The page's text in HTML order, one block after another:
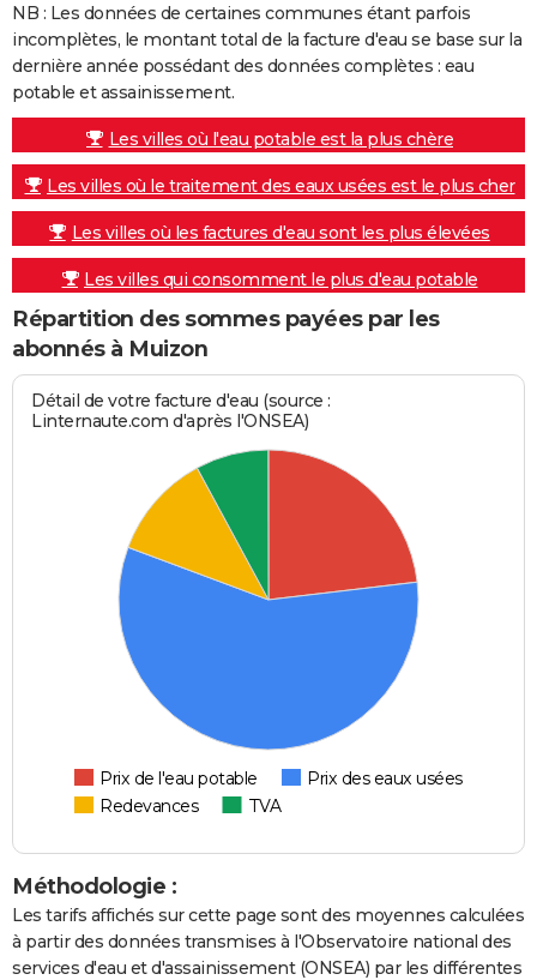
NB : Les données de certaines communes étant parfois
incomplètes, le montant total de la facture d'eau se base sur la
dernière année possédant des données complètes : eau
potable et assainissement.
Les villes où l'eau potable est la plus chère
Les villes où le traitement des eaux usées est le plus cher
Les villes où les factures d'eau sont les plus élevées
Les villes qui consomment le plus d'eau potable
Répartition des sommes payées par les
abonnés à Muizon
Détail de votre facture d'eau (source :
Linternaute.com d'après l'ONSEA)
Prix de l'eau potable
Prix des eaux usées
Redevances
TVA
Méthodologie :
Les tarifs affichés sur cette page sont des moyennes calculées
à partir des données transmises à l'Observatoire national des
services d'eau et d'assainissement (ONSEA) par les différentes